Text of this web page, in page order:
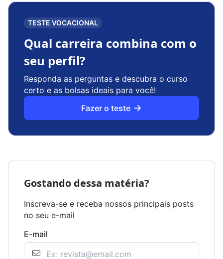
TESTE VOCACIONAL
Qual carreira combina com o
seu perfil?
Responda as perguntas e descubra o curso
certo e as bolsas ideais para você!
Fazer o teste
Gostando dessa matéria?
Inscreva-se e receba nossos principais posts
no seu e-mail
E-mail